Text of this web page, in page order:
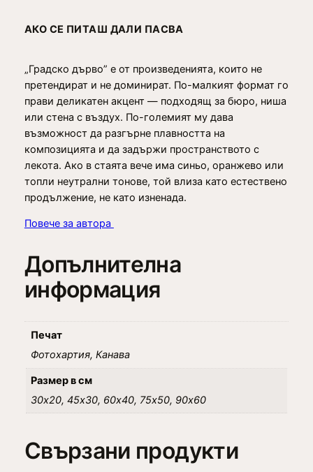
АКО СЕ ПИТАШ ДАЛИ ПАСВА
„Градско дърво” е от произведенията, които не
претендират и не доминират. По-малкият формат го
прави деликатен акцент — подходящ за бюро, ниша
или стена с въздух. По-големият му дава
възможност да разгърне плавността на
композицията и да задържи пространството с
лекота. Ако в стаята вече има синьо, оранжево или
топли неутрални тонове, той влиза като естествено
продължение, не като изненада.
Повече за автора
Допълнителна
информация
Печат
Фотохартия, Канава
Размер в см
30х20, 45х30, 60х40, 75х50, 90х60
Свързани продукти